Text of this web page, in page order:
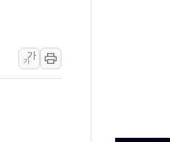
인데 연일 찜통더위…김성환 기후부 장관 "예
2시간 앞서 침수 예측"…건설연, AI 위험기상 기
"국내생산세액공제·인증제도 개선 수혜 기대"
종합특검, '尹 관저 이전 감사 무마' 유병호 감
가
가